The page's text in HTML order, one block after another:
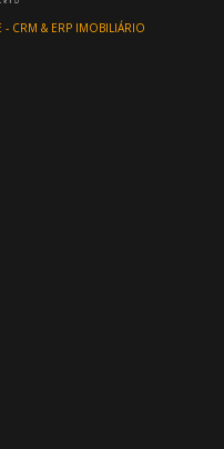
- CRM & ERP IMOBILIÁRIO